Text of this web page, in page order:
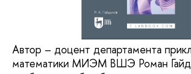
Автор – доцент департамента
математики МИЭМ ВШЭ Роман